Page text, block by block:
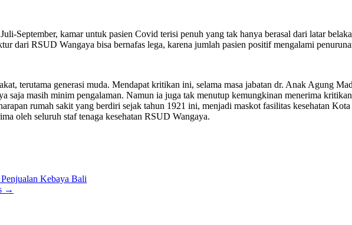
September, kamar untuk pasien Covid terisi penuh yang tak hanya berasal dari latar
dari RSUD Wangaya bisa bernafas lega, karena jumlah pasien positif mengalami
terutama generasi muda. Mendapat kritikan ini, selama masa jabatan dr. Anak Agung
saja masih minim pengalaman. Namun ia juga tak menutup kemungkinan menerima
rumah sakit yang berdiri sejak tahun 1921 ini, menjadi maskot fasilitas kesehatan
oleh seluruh staf tenaga kesehatan RSUD Wangaya.
Kebaya Bali
→